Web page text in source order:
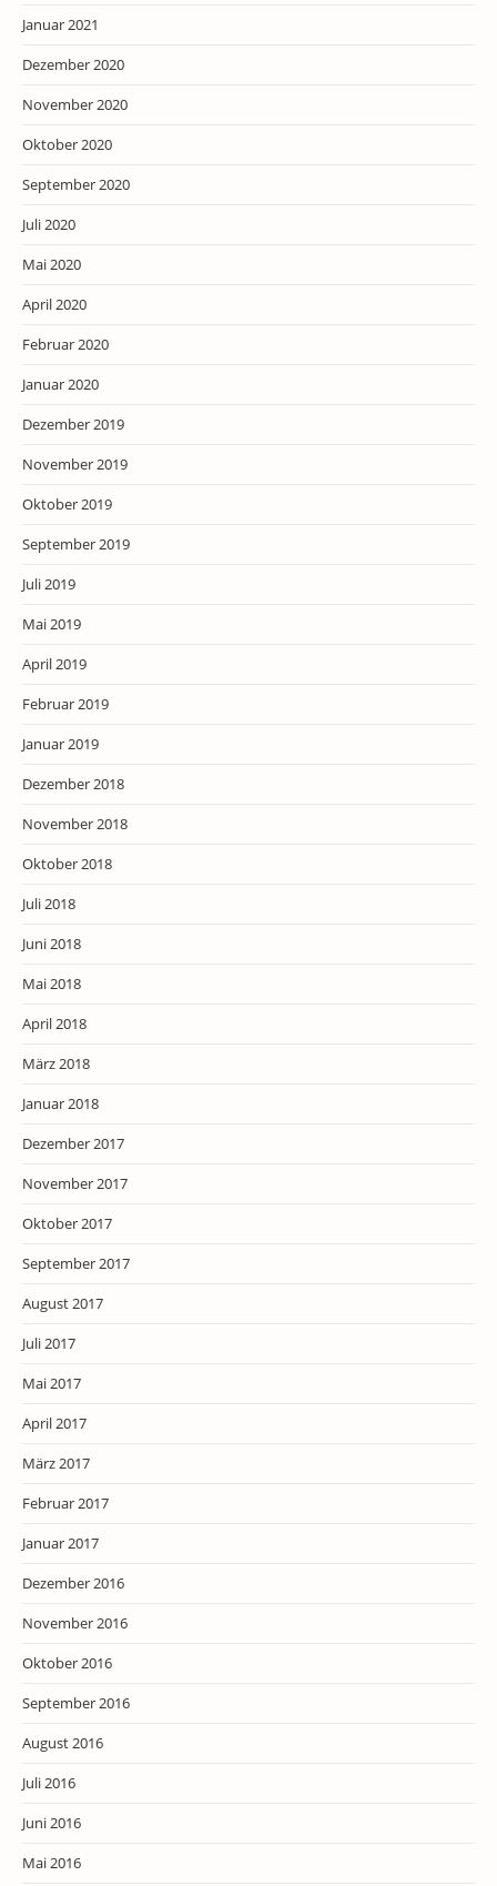
Januar 2021
Dezember 2020
November 2020
Oktober 2020
September 2020
Juli 2020
Mai 2020
April 2020
Februar 2020
Januar 2020
Dezember 2019
November 2019
Oktober 2019
September 2019
Juli 2019
Mai 2019
April 2019
Februar 2019
Januar 2019
Dezember 2018
November 2018
Oktober 2018
Juli 2018
Juni 2018
Mai 2018
April 2018
März 2018
Januar 2018
Dezember 2017
November 2017
Oktober 2017
September 2017
August 2017
Juli 2017
Mai 2017
April 2017
März 2017
Februar 2017
Januar 2017
Dezember 2016
November 2016
Oktober 2016
September 2016
August 2016
Juli 2016
Juni 2016
Mai 2016